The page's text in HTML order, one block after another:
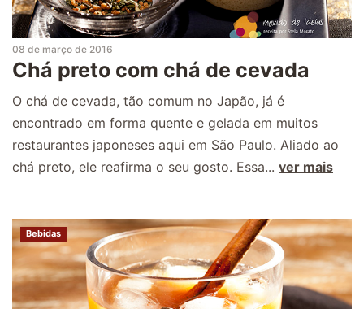
08 de março de 2016
Chá preto com chá de cevada
O chá de cevada, tão comum no Japão, já é
encontrado em forma quente e gelada em muitos
restaurantes japoneses aqui em São Paulo. Aliado ao
chá preto, ele reafirma o seu gosto. Essa... ver mais
Bebidas